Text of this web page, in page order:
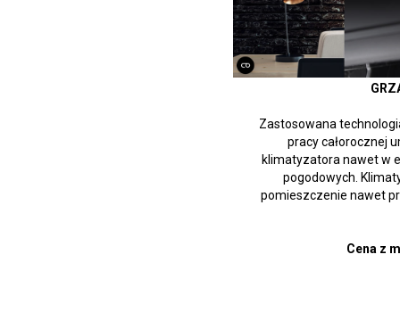
Zastosowana
pracy całorocznej
klimatyzatora nawet w
pogodowych.
pomieszczenie nawet
Cena z